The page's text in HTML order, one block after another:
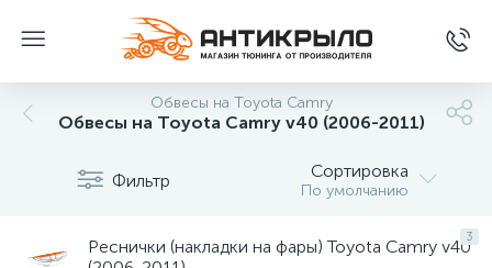
Обвесы на Toyota Camry
Обвесы на Toyota Camry v40 (2006-2011)
Фильтр Сортировка
По умолчанию
3
Реснички (накладки на фары) Toyota Camry v40